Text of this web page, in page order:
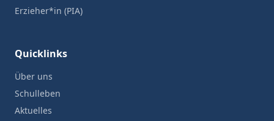
Erzieher*in (PIA)
Quicklinks
Über uns
Schulleben
Aktuelles